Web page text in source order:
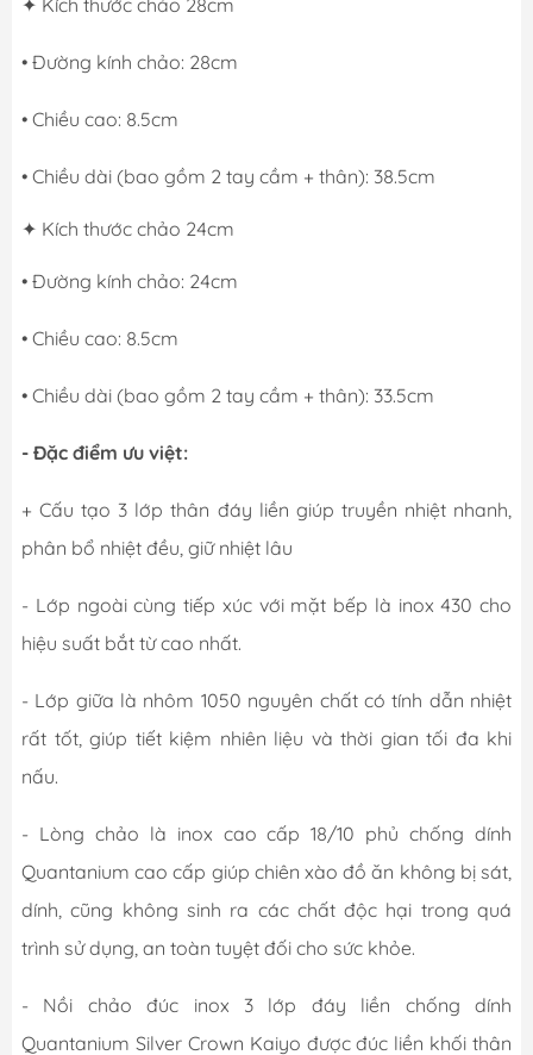
• Đường kính chảo: 28cm
• Chiều cao: 8.5cm
• Chiều dài (bao gồm 2 tay cầm + thân): 38.5cm
✦ Kích thước chảo 24cm
• Đường kính chảo: 24cm
• Chiều cao: 8.5cm
• Chiều dài (bao gồm 2 tay cầm + thân): 33.5cm
- Đặc điểm ưu việt:
+ Cấu tạo 3 lớp thân đáy liền giúp truyền nhiệt nhanh,
phân bổ nhiệt đều, giữ nhiệt lâu
- Lớp ngoài cùng tiếp xúc với mặt bếp là inox 430 cho
hiệu suất bắt từ cao nhất.
- Lớp giữa là nhôm 1050 nguyên chất có tính dẫn nhiệt
rất tốt, giúp tiết kiệm nhiên liệu và thời gian tối đa khi
nấu.
- Lòng chảo là inox cao cấp 18/10 phủ chống dính
Quantanium cao cấp giúp chiên xào đồ ăn không bị sát,
dính, cũng không sinh ra các chất độc hại trong quá
trình sử dụng, an toàn tuyệt đối cho sức khỏe.
- Nồi chảo đúc inox 3 lớp đáy liền chống dính
Quantanium Silver Crown Kaiyo được đúc liền khối thân